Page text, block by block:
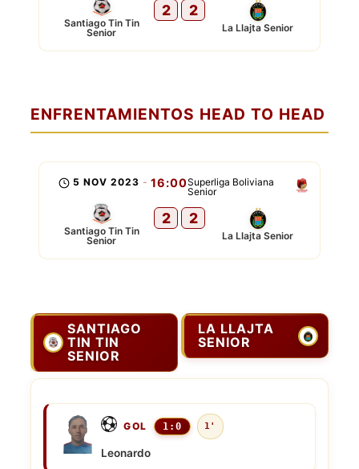
Santiago Tin Tin
Senior
2 2
La Llajta Senior
ENFRENTAMIENTOS HEAD TO HEAD
Superliga Boliviana
Senior
5 NOV 2023 - 16:00
Santiago Tin Tin
Senior
2 2
La Llajta Senior
SANTIAGO
TIN TIN
SENIOR
LA LLAJTA
SENIOR
GOL 1:0 1'
Leonardo